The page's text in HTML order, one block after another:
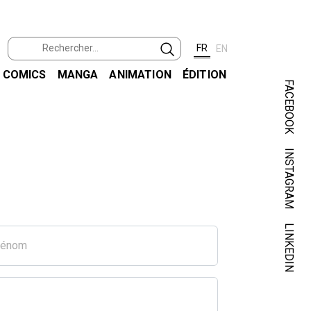
FR EN
COMICS MANGA ANIMATION ÉDITION
FACEBOOK
INSTAGRAM
LINKEDIN